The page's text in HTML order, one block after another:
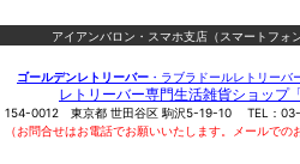
アイアンバロン・スマホ支店（スマートフォ
ゴールデンレトリーバー ・ラブラドールレトリー
レトリーバー専門生活雑貨ショップ
154-0012 東京都 世田谷区 駒沢5-19-10 TEL：
（お問合せはお電話でお願いいたします。メールで